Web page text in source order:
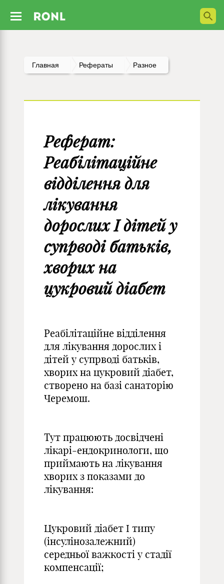
Главная Рефераты Разное
Реферат:
Реабілітаційне
відділення для
лікування
дорослих І дітей у
супрводі батьків,
хворих на
цукровий діабет
Реабілітаційне відділення
для лікування дорослих і
дітей у супрводі батьків,
хворих на цукровий діабет,
створено на базі санаторію
Черемош.
Тут працюють досвідчені
лікарі-ендокринологи, що
приймають на лікування
хворих з показами до
лікування:
Цукровий діабет I типу
(інсулінозалежний)
середньої важкості у стадії
компенсації;